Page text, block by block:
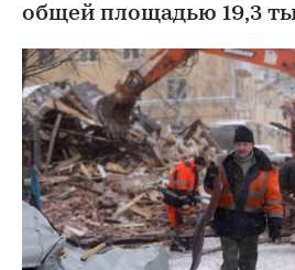
общей площадью 19,3